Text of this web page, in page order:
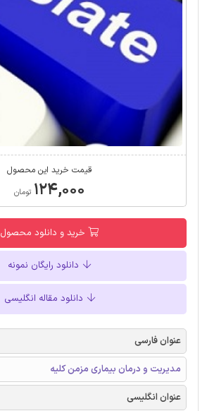
قیمت خرید این محصول
۱۲۴,۰۰۰ تومان
خرید و دانلود محصول
دانلود رایگان نمونه
دانلود مقاله انگلیسی
عنوان فارسی
مدیریت و درمان بیماری مزمن کلیه
عنوان انگلیسی